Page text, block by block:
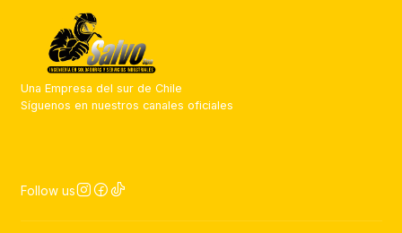
Una Empresa del sur de Chile
Síguenos en nuestros canales oficiales
Follow us